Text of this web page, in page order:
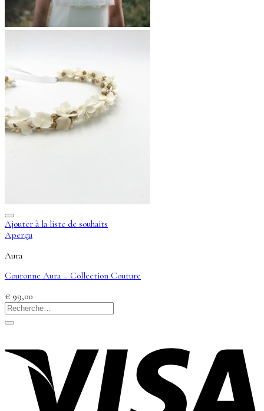
Ajouter à la liste de souhaits
Aperçu
Aura
Couronne Aura – Collection Couture
€ 99,00